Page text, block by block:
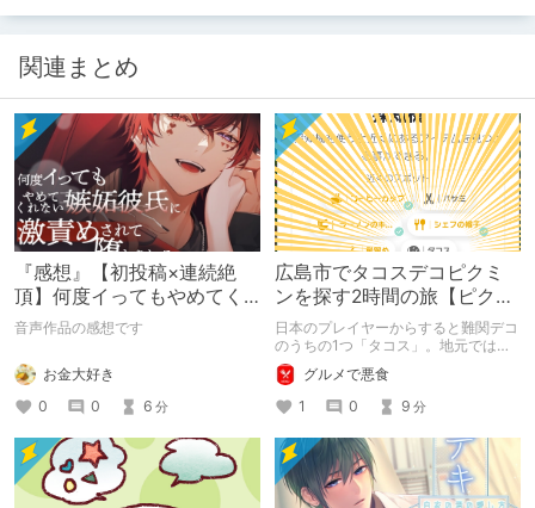
関連まとめ
『感想』【初投稿×連続絶
頂】何度イってもやめてく
れない嫉妬彼氏に激責めさ
音声作品の感想です
お金大好き
0
0 6 分
広島市でタコスデコピクミ
ンを探す2時間の旅【ピクミ
ンブルーム / Pikmin
Bloom】
日本のプレイヤーからすると難関デコ
のうちの1つ「タコス」。地元では見
つけられなかった男が広島で探す旅を
お送りします。ねくすと5月のテーマ
「お出かけの記録」。
グルメで悪食
1
0 9 分